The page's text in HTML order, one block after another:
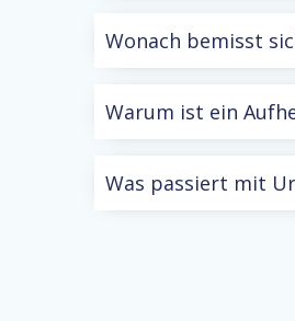
Wonach bemisst
Warum ist ein
Was passiert mit